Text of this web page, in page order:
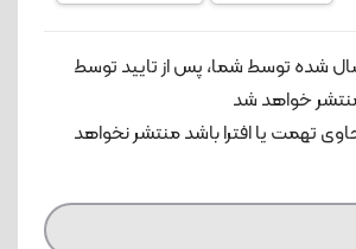
شده توسط شما، پس از تایید توسط
خواهد شد
تهمت یا افترا باشد منتشر نخواهد